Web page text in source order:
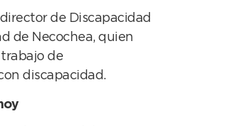
de Discapacidad
de Necochea, quien
de
discapacidad.